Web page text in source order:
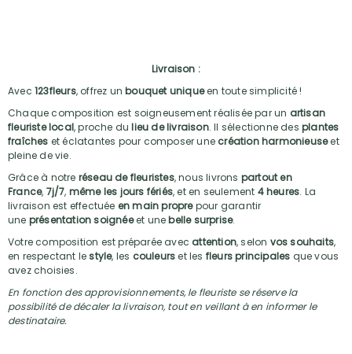
Livraison :
Avec 123fleurs, offrez unbouquet uniqueen toute simplicité !
Chaque composition est soigneusement réalisée par un artisan
fleuriste local, proche dulieu de livraison. Il sélectionne desplantes
fraîches et éclatantes pour composer une création harmonieuseet
pleine de vie.
Grâce à notre réseau de fleuristes, nous livrons partout en
France, 7j/7, même les jours fériés, et en seulement 4 heures. La
livraison est effectuée en main proprepour garantir
une présentation soignéeet unebelle surprise.
Votre composition est préparée avec attention, selon vos souhaits,
en respectant lestyle, les couleurset les fleurs principales que vous
avez choisies.
En fonction des approvisionnements, le fleuriste se réserve la
possibilité de décaler la livraison, tout en veillant à en informer le
destinataire.